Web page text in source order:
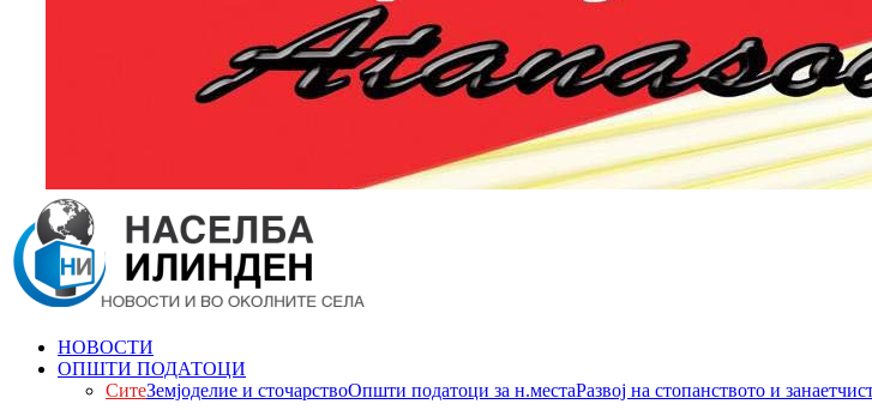
НОВОСТИ
ОПШТИ ПОДАТОЦИ
СитеЗемјоделие и сточарствоОпшти податоци за н.местаРазвој на стопанството и